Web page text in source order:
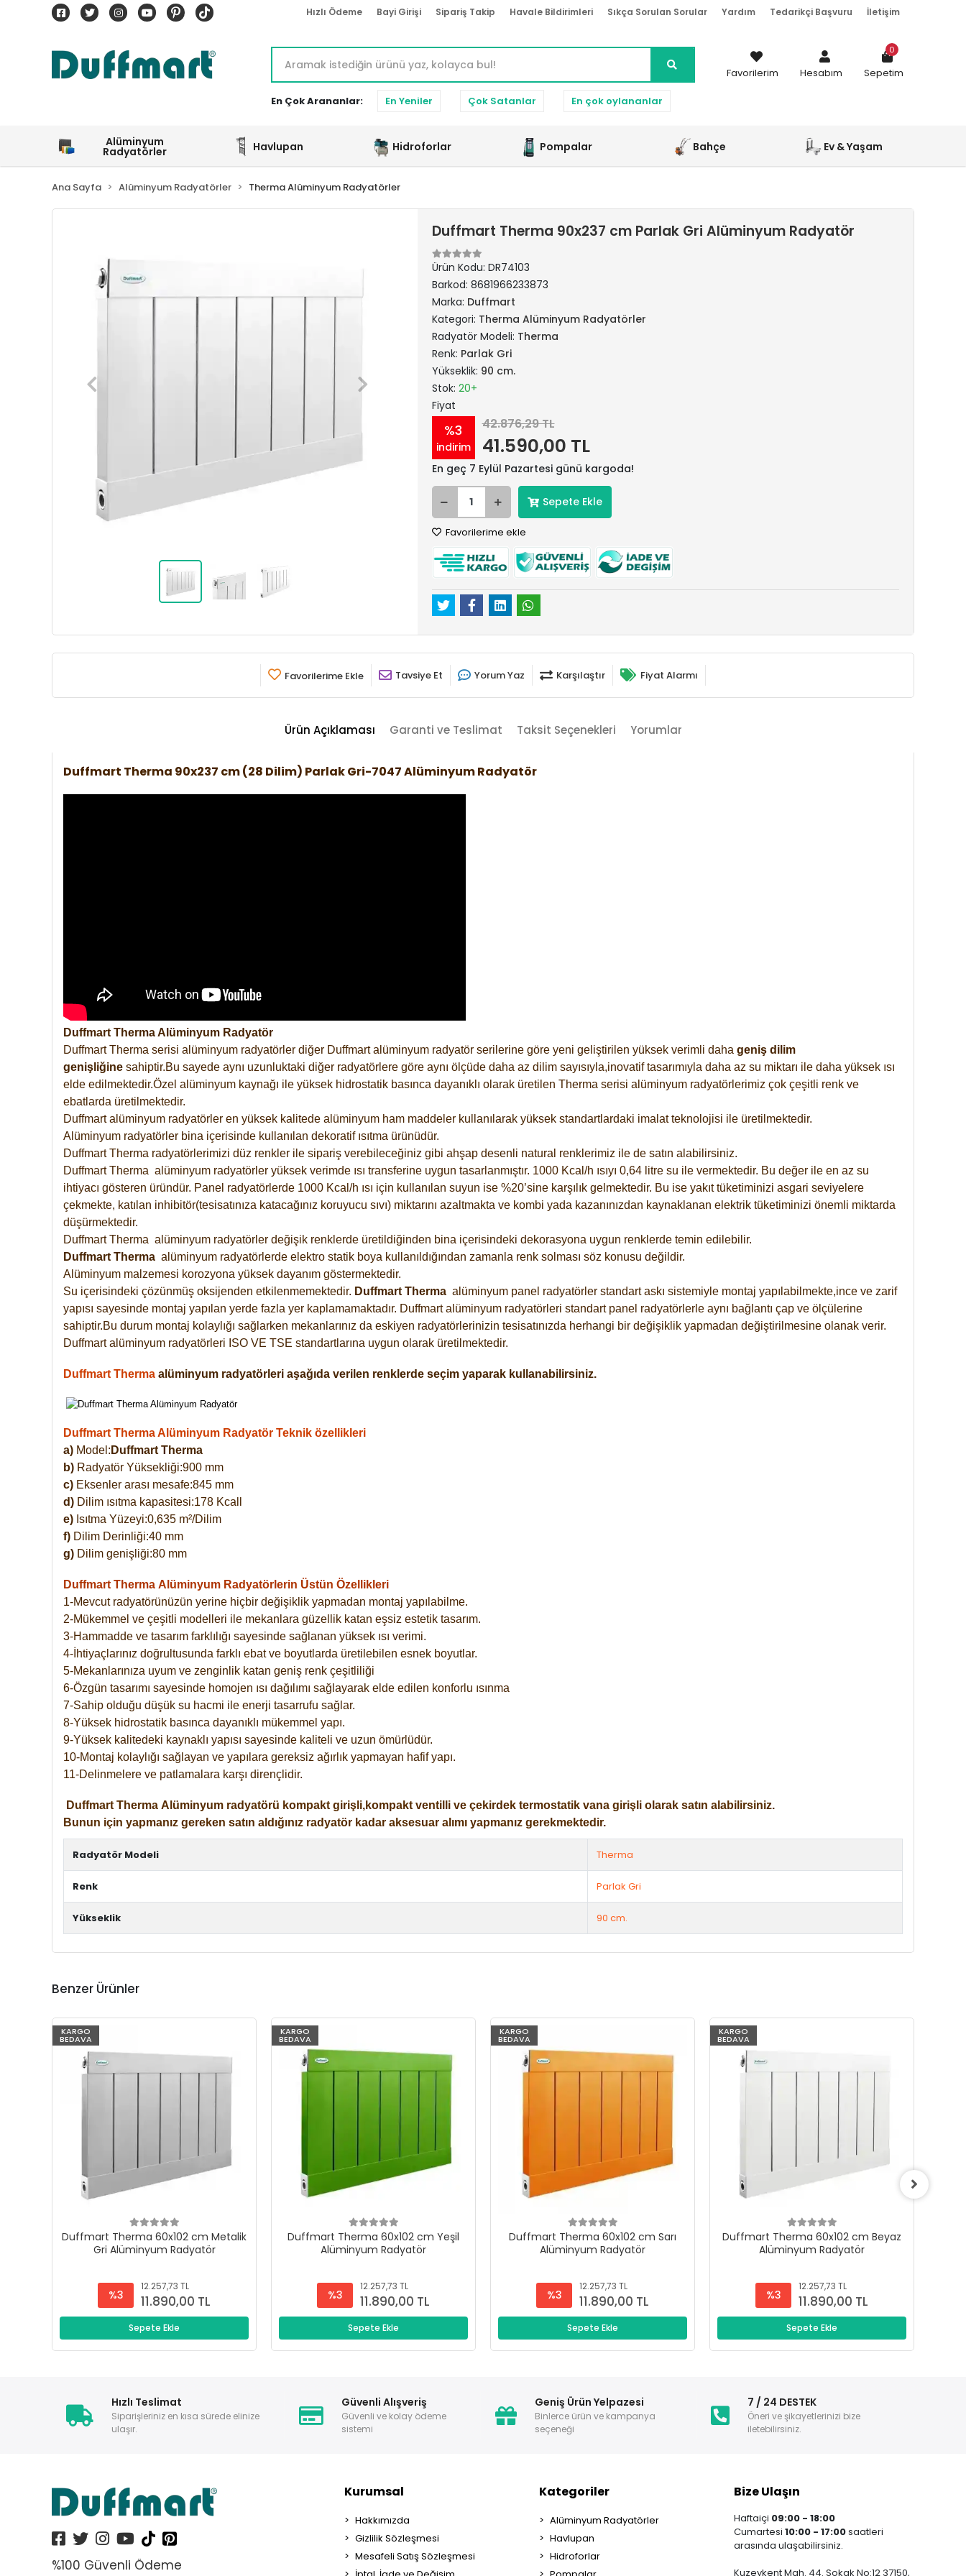
Hızlı Ödeme Bayi Girişi Sipariş Takip Havale Bildirimleri Sıkça Sorulan Sorular Yardım Tedarikçi Başvuru İletişim
En Çok Arananlar: En Yeniler Çok Satanlar En çok oylananlar
Favorilerim Hesabım Sepetim
0
Alüminyum
Radyatörler Havlupan Hidroforlar Pompalar Bahçe Ev & Yaşam
Ana Sayfa Alüminyum Radyatörler Therma Alüminyum Radyatörler
Duffmart Therma 90x237 cm Parlak Gri Alüminyum Radyatör
Ürün Kodu: DR74103
Barkod: 8681966233873
Marka: Duffmart
Kategori: Therma Alüminyum Radyatörler
Radyatör Modeli: Therma
Renk: Parlak Gri
Yükseklik: 90 cm.
Stok: 20+
Fiyat
%3
indirim
42.876,29 TL
41.590,00 TL
En geç 7 Eylül Pazartesi günü kargoda!
Sepete Ekle
Favorilerime ekle
Favorilerime Ekle Tavsiye Et Yorum Yaz Karşılaştır Fiyat Alarmı
Ürün Açıklaması Garanti ve Teslimat Taksit Seçenekleri Yorumlar
Duffmart Therma 90x237 cm (28 Dilim) Parlak Gri-7047 Alüminyum Radyatör
Duffmart Therma Alüminyum Radyatör
Duffmart Therma serisi alüminyum radyatörler diğer Duffmart alüminyum radyatör serilerine göre yeni geliştirilen yüksek verimli daha geniş dilim
genişliğine sahiptir.Bu sayede aynı uzunluktaki diğer radyatörlere göre aynı ölçüde daha az dilim sayısıyla,inovatif tasarımıyla daha az su miktarı ile daha yüksek ısı
elde edilmektedir.Özel alüminyum kaynağı ile yüksek hidrostatik basınca dayanıklı olarak üretilen Therma serisi alüminyum radyatörlerimiz çok çeşitli renk ve
ebatlarda üretilmektedir.
Duffmart alüminyum radyatörler en yüksek kalitede alüminyum ham maddeler kullanılarak yüksek standartlardaki imalat teknolojisi ile üretilmektedir.
Alüminyum radyatörler bina içerisinde kullanılan dekoratif ısıtma ürünüdür.
Duffmart Therma radyatörlerimizi düz renkler ile sipariş verebileceğiniz gibi ahşap desenli natural renklerimiz ile de satın alabilirsiniz.
Duffmart Therma alüminyum radyatörler yüksek verimde ısı transferine uygun tasarlanmıştır. 1000 Kcal/h ısıyı 0,64 litre su ile vermektedir. Bu değer ile en az su
ihtiyacı gösteren üründür. Panel radyatörlerde 1000 Kcal/h ısı için kullanılan suyun ise %20’sine karşılık gelmektedir. Bu ise yakıt tüketiminizi asgari seviyelere
çekmekte, katılan inhibitör(tesisatınıza katacağınız koruyucu sıvı) miktarını azaltmakta ve kombi yada kazanınızdan kaynaklanan elektrik tüketiminizi önemli miktarda
düşürmektedir.
Duffmart Therma alüminyum radyatörler değişik renklerde üretildiğinden bina içerisindeki dekorasyona uygun renklerde temin edilebilir.
Duffmart Therma alüminyum radyatörlerde elektro statik boya kullanıldığından zamanla renk solması söz konusu değildir.
Alüminyum malzemesi korozyona yüksek dayanım göstermektedir.
Su içerisindeki çözünmüş oksijenden etkilenmemektedir. Duffmart Therma alüminyum panel radyatörler standart askı sistemiyle montaj yapılabilmekte,ince ve zarif
yapısı sayesinde montaj yapılan yerde fazla yer kaplamamaktadır. Duffmart alüminyum radyatörleri standart panel radyatörlerle aynı bağlantı çap ve ölçülerine
sahiptir.Bu durum montaj kolaylığı sağlarken mekanlarınız da eskiyen radyatörlerinizin tesisatınızda herhangi bir değişiklik yapmadan değiştirilmesine olanak verir.
Duffmart alüminyum radyatörleri ISO VE TSE standartlarına uygun olarak üretilmektedir.
Duffmart Therma alüminyum radyatörleri aşağıda verilen renklerde seçim yaparak kullanabilirsiniz.
Duffmart Therma Alüminyum Radyatör Teknik özellikleri
a) Model: Duffmart Therma
b) Radyatör Yüksekliği:900 mm
c) Eksenler arası mesafe:845 mm
d) Dilim ısıtma kapasitesi:178 Kcall
e) Isıtma Yüzeyi:0,635 m²/Dilim
f) Dilim Derinliği:40 mm
g) Dilim genişliği:80 mm
Duffmart Therma Alüminyum Radyatörlerin Üstün Özellikleri
1-Mevcut radyatörünüzün yerine hiçbir değişiklik yapmadan montaj yapılabilme.
2-Mükemmel ve çeşitli modelleri ile mekanlara güzellik katan eşsiz estetik tasarım.
3-Hammadde ve tasarım farklılığı sayesinde sağlanan yüksek ısı verimi.
4-İhtiyaçlarınız doğrultusunda farklı ebat ve boyutlarda üretilebilen esnek boyutlar.
5-Mekanlarınıza uyum ve zenginlik katan geniş renk çeşitliliği
6-Özgün tasarımı sayesinde homojen ısı dağılımı sağlayarak elde edilen konforlu ısınma
7-Sahip olduğu düşük su hacmi ile enerji tasarrufu sağlar.
8-Yüksek hidrostatik basınca dayanıklı mükemmel yapı.
9-Yüksek kalitedeki kaynaklı yapısı sayesinde kaliteli ve uzun ömürlüdür.
10-Montaj kolaylığı sağlayan ve yapılara gereksiz ağırlık yapmayan hafif yapı.
11-Delinmelere ve patlamalara karşı dirençlidir.
Duffmart Therma Alüminyum radyatörü kompakt girişli,kompakt ventilli ve çekirdek termostatik vana girişli olarak satın alabilirsiniz.
Bunun için yapmanız gereken satın aldığınız radyatör kadar aksesuar alımı yapmanız gerekmektedir.
Radyatör Modeli Therma
Renk Parlak Gri
Yükseklik 90 cm.
Benzer Ürünler
KARGO
BEDAVA
Duffmart Therma 60x102 cm Metalik
Gri Alüminyum Radyatör
%3
12.257,73 TL
11.890,00 TL
Sepete Ekle
KARGO
BEDAVA
Duffmart Therma 60x102 cm Yeşil
Alüminyum Radyatör
%3
12.257,73 TL
11.890,00 TL
Sepete Ekle
KARGO
BEDAVA
Duffmart Therma 60x102 cm Sarı
Alüminyum Radyatör
%3
12.257,73 TL
11.890,00 TL
Sepete Ekle
KARGO
BEDAVA
Duffmart Therma 60x102 cm Beyaz
Alüminyum Radyatör
%3
12.257,73 TL
11.890,00 TL
Sepete Ekle
Hızlı Teslimat
Siparişleriniz en kısa sürede elinize
ulaşır.
Güvenli Alışveriş
Güvenli ve kolay ödeme
sistemi
Geniş Ürün Yelpazesi
Binlerce ürün ve kampanya
seçeneği
7 / 24 DESTEK
Öneri ve şikayetlerinizi bize
iletebilirsiniz.
%100 Güvenli Ödeme
Kurumsal
Hakkımızda
Gizlilik Sözleşmesi
Mesafeli Satış Sözleşmesi
Kategoriler
Alüminyum Radyatörler
Havlupan
Hidroforlar
Bize Ulaşın
Haftaiçi 09:00 - 18:00
Cumartesi 10:00 - 17:00saatleri
arasında ulaşabilirsiniz.
Kuzeykent Mah. 44. Sokak No:12 37150,